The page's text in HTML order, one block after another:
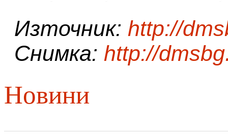
Източник: http://
Снимка: http://
Новини